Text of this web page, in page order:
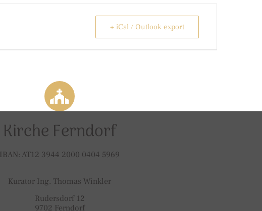
+ iCal / Outlook export
Kirche Ferndorf
IBAN: AT12 3944 2000 0404 5969
Kurator Ing. Thomas Winkler
Rudersdorf 12
9702 Ferndorf